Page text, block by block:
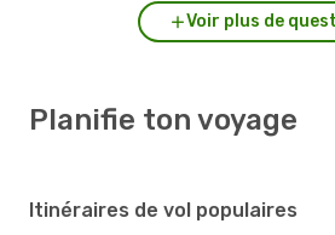
Voir plus de
Planifie ton voyage
Itinéraires de vol populaires